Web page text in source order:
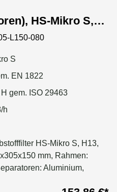
HS-Mikro S,
EN 1822 Kl. H13,
geschäumt
L150-080
S
EN 1822
H gem. ISO 29463
h
HS-Mikro S, H13,
mm, Rahmen:
Aluminium,